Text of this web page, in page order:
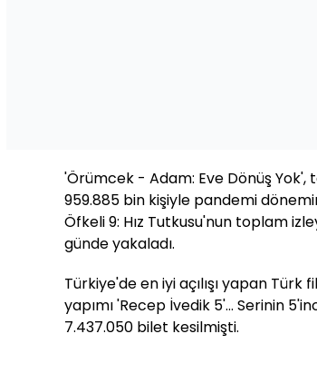
'Örümcek - Adam: Eve Dönüş
959.885 bin kişiyle pandemi
Öfkeli 9: Hız Tutkusu'nun toplam
günde yakaladı.
Türkiye'de en iyi açılışı yapan Türk
yapımı 'Recep İvedik 5'... Serinin
7.437.050 bilet kesilmişti.